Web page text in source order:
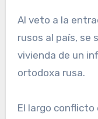
Al veto a la
rusos al país, se
vivienda de un
ortodoxa rusa.
El largo